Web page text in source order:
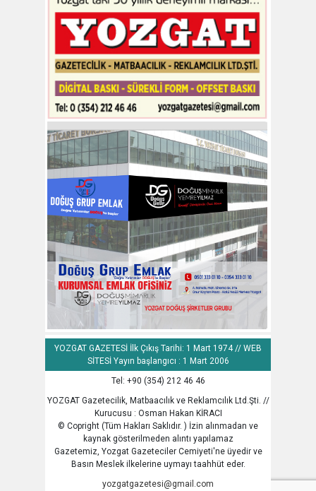
YOZGAT GAZETESİ İlk Çıkış Tarihi: 1 Mart 1974 // WEB
SİTESİ Yayın başlangıcı : 1 Mart 2006
Tel: +90 (354) 212 46 46
YOZGAT Gazetecilik, Matbaacılık ve Reklamcılık Ltd.Şti. //
Kurucusu : Osman Hakan KİRACI
© Copright (Tüm Hakları Saklıdır. ) İzin alınmadan ve
kaynak gösterilmeden alıntı yapılamaz
Gazetemiz, Yozgat Gazeteciler Cemiyeti'ne üyedir ve
Basın Meslek ilkelerine uymayı taahhüt eder.
yozgatgazetesi@gmail.com